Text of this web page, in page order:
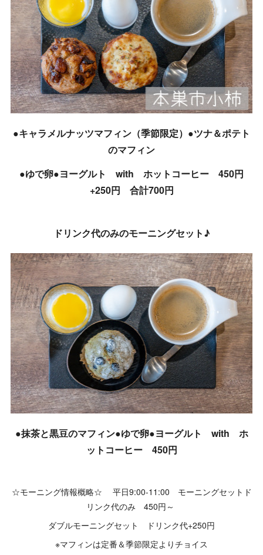
●キャラメルナッツマフィン（季節限定）●ツナ＆ポテト
のマフィン
●ゆで卵●ヨーグルト with ホットコーヒー 450円
+250円 合計700円
ドリンク代のみのモーニングセット♪
●抹茶と黒豆のマフィン●ゆで卵●ヨーグルト with ホ
ットコーヒー 450円
☆モーニング情報概略☆ 平日9:00-11:00 モーニングセットド
リンク代のみ 450円～
ダブルモーニングセット ドリンク代+250円
※マフィンは定番＆季節限定よりチョイス